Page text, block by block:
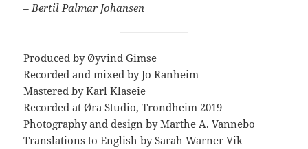
– Bertil Palmar Johansen
Produced by Øyvind Gimse
Recorded and mixed by Jo Ranheim
Mastered by Karl Klaseie
Recorded at Øra Studio, Trondheim 2019
Photography and design by Marthe A. Vannebo
Translations to English by Sarah Warner Vik